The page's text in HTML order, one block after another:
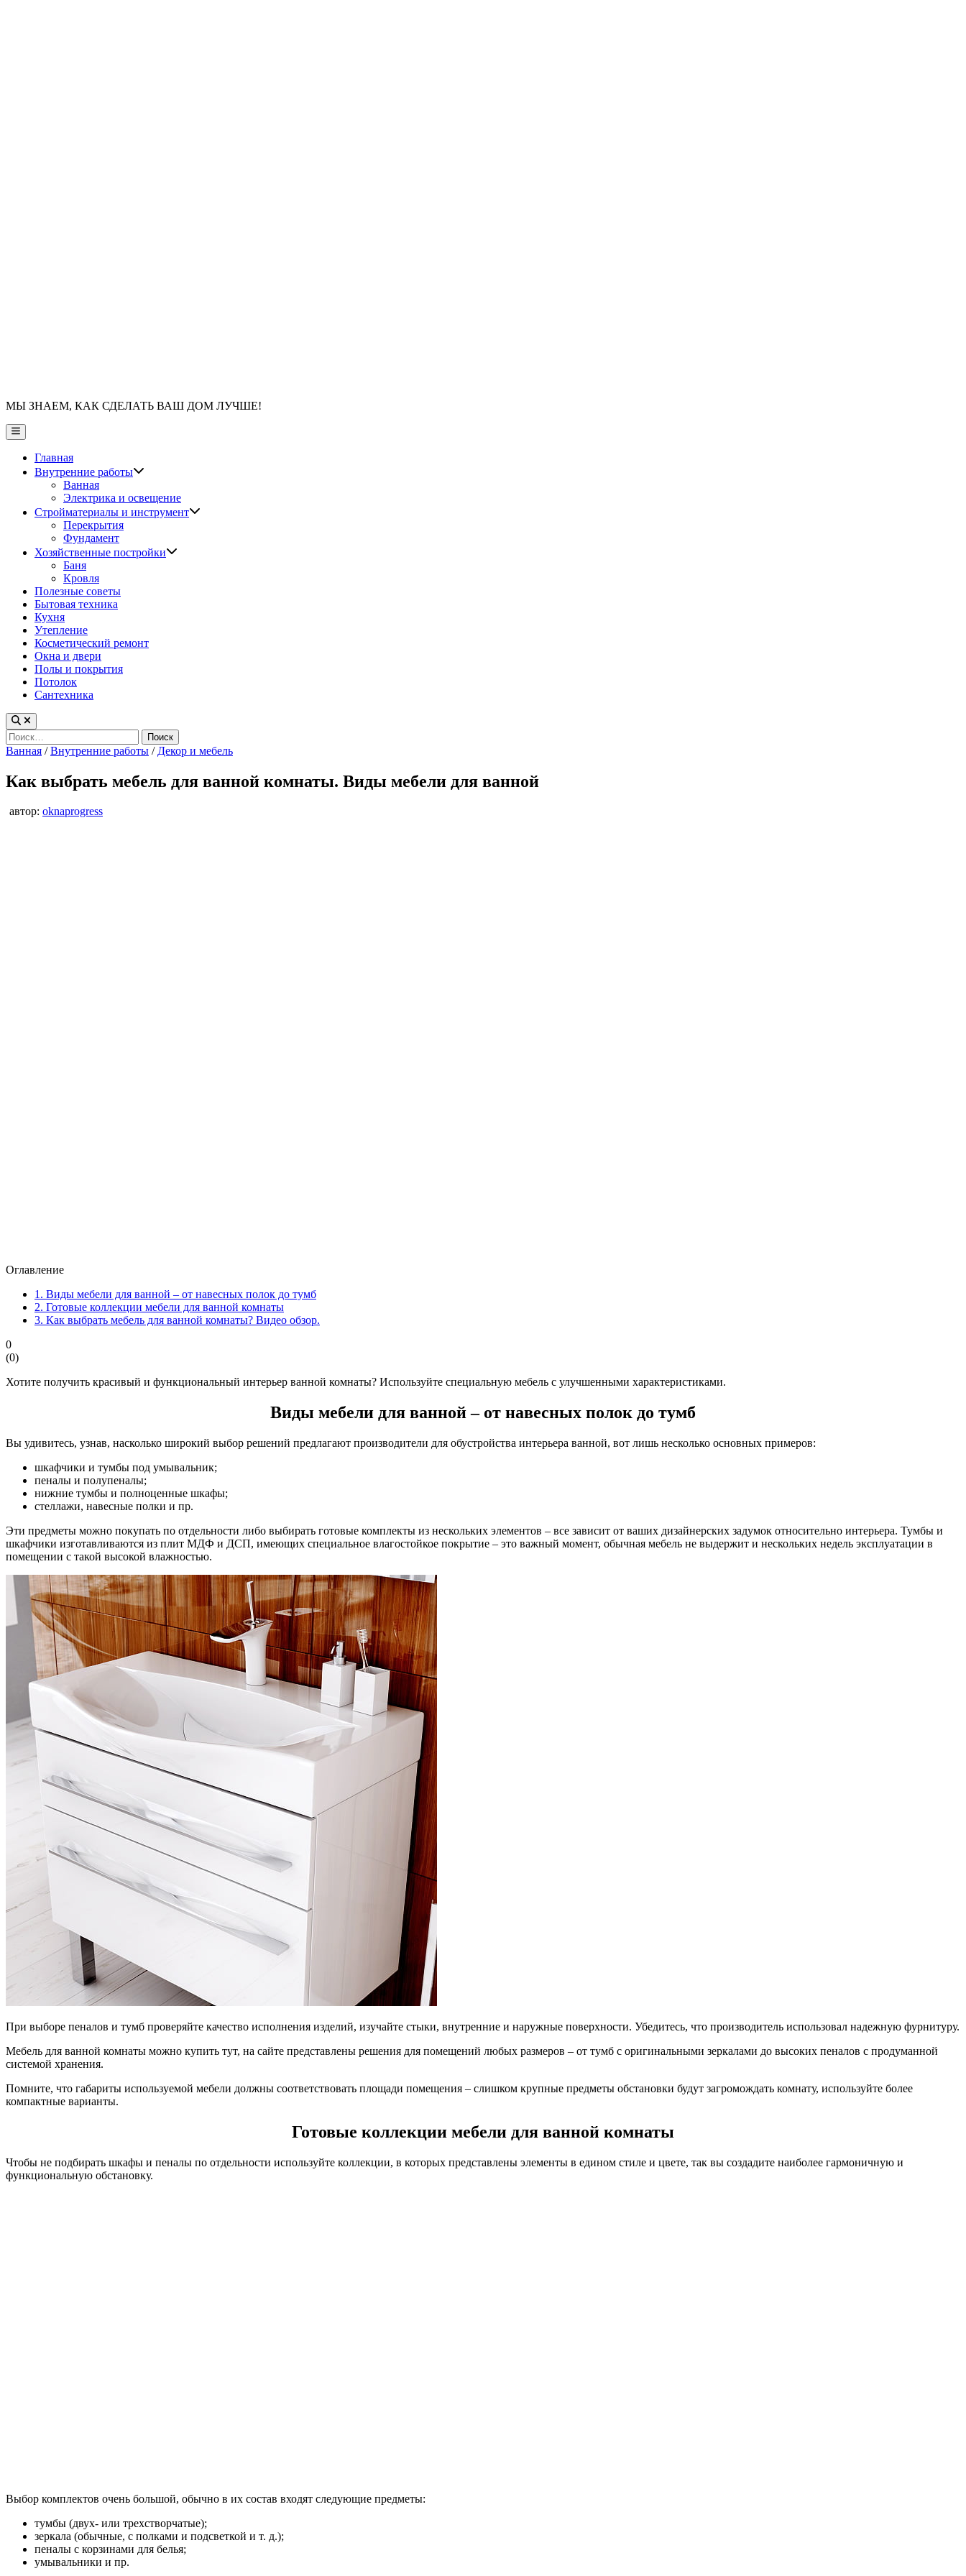
МЫ ЗНАЕМ, КАК СДЕЛАТЬ ВАШ ДОМ ЛУЧШЕ!
Главное
меню
Главная
Внутренние работы
Ванная
Электрика и освещение
Стройматериалы и инструмент
Перекрытия
Фундамент
Хозяйственные постройки
Баня
Кровля
Полезные советы
Бытовая техника
Кухня
Утепление
Косметический ремонт
Окна и двери
Полы и покрытия
Потолок
Сантехника
Найти:
Опубликовано
Ванная /Внутренние работы / Декор и мебель
Как выбрать мебель для ванной комнаты. Виды мебели для ванной
автор: oknaprogress
Оглавление
1. Виды мебели для ванной – от навесных полок до тумб
2. Готовые коллекции мебели для ванной комнаты
3. Как выбрать мебель для ванной комнаты? Видео обзор.
0
(0)
Хотите получить красивый и функциональный интерьер ванной комнаты? Используйте специальную мебель с улучшенными характеристиками.
Виды мебели для ванной – от навесных полок до тумб
Вы удивитесь, узнав, насколько широкий выбор решений предлагают производители для обустройства интерьера ванной, вот лишь несколько основных примеров:
шкафчики и тумбы под умывальник;
пеналы и полупеналы;
нижние тумбы и полноценные шкафы;
стеллажи, навесные полки и пр.
Эти предметы можно покупать по отдельности либо выбирать готовые комплекты из нескольких элементов – все зависит от ваших дизайнерских задумок относительно интерьера. Тумбы и
шкафчики изготавливаются из плит МДФ и ДСП, имеющих специальное влагостойкое покрытие – это важный момент, обычная мебель не выдержит и нескольких недель эксплуатации в
помещении с такой высокой влажностью.
При выборе пеналов и тумб проверяйте качество исполнения изделий, изучайте стыки, внутренние и наружные поверхности. Убедитесь, что производитель использовал надежную фурнитуру.
Мебель для ванной комнаты можно купить тут, на сайте представлены решения для помещений любых размеров – от тумб с оригинальными зеркалами до высоких пеналов с продуманной
системой хранения.
Помните, что габариты используемой мебели должны соответствовать площади помещения – слишком крупные предметы обстановки будут загромождать комнату, используйте более
компактные варианты.
Готовые коллекции мебели для ванной комнаты
Чтобы не подбирать шкафы и пеналы по отдельности используйте коллекции, в которых представлены элементы в едином стиле и цвете, так вы создадите наиболее гармоничную и
функциональную обстановку.
Выбор комплектов очень большой, обычно в их состав входят следующие предметы:
тумбы (двух- или трехстворчатые);
зеркала (обычные, с полками и подсветкой и т. д.);
пеналы с корзинами для белья;
умывальники и пр.